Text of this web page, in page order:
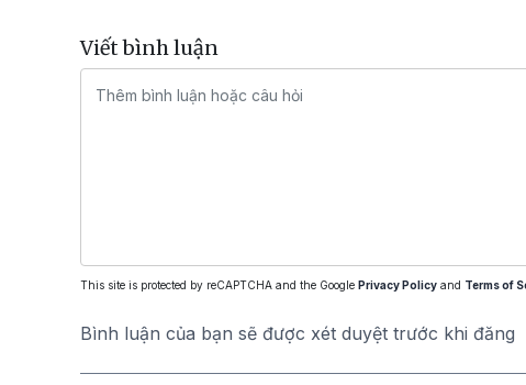
Viết bình luận
This site is protected by reCAPTCHA and the Google Privacy Policy and Terms of
Bình luận của bạn sẽ được xét duyệt trước khi đăng